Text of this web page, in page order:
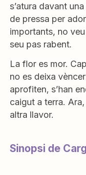
s’atura davant
de pressa per
importants, no
seu pas rabent.
La flor es mor.
no es deixa
aprofiten, s’han
caigut a terra.
altra llavor.
Sinopsi de